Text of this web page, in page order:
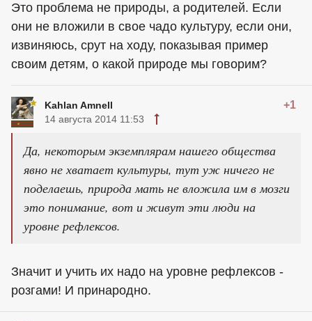
Это проблема не природы, а родителей. Если
они не вложили в свое чадо культуру, если они,
извиняюсь, срут на ходу, показывая пример
своим детям, о какой природе мы говорим?
Kahlan Amnell +1
14 августа 2014 11:53
Да, некоторым экземплярам нашего общества
явно не хватает культуры, тут уж ничего не
поделаешь, природа мать не вложила им в мозги
это понимание, вот и живут эти люди на
уровне рефлексов.
Значит и учить их надо на уровне рефлексов -
розгами! И принародно.